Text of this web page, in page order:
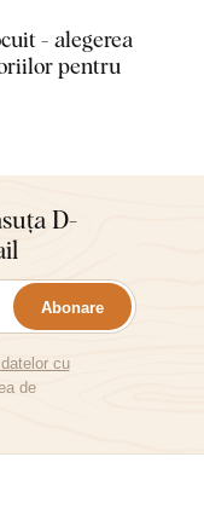
- alegerea
pentru
D-
Abonare
cu
de